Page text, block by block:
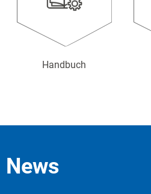
Handbuch
News